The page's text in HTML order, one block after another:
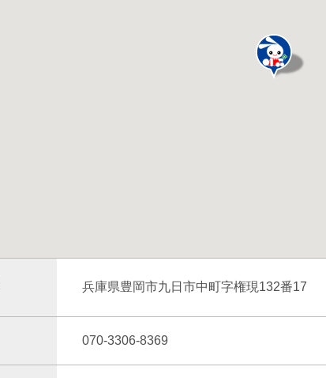
兵庫県豊岡市九日市中町字権現132番17
070-3306-8369